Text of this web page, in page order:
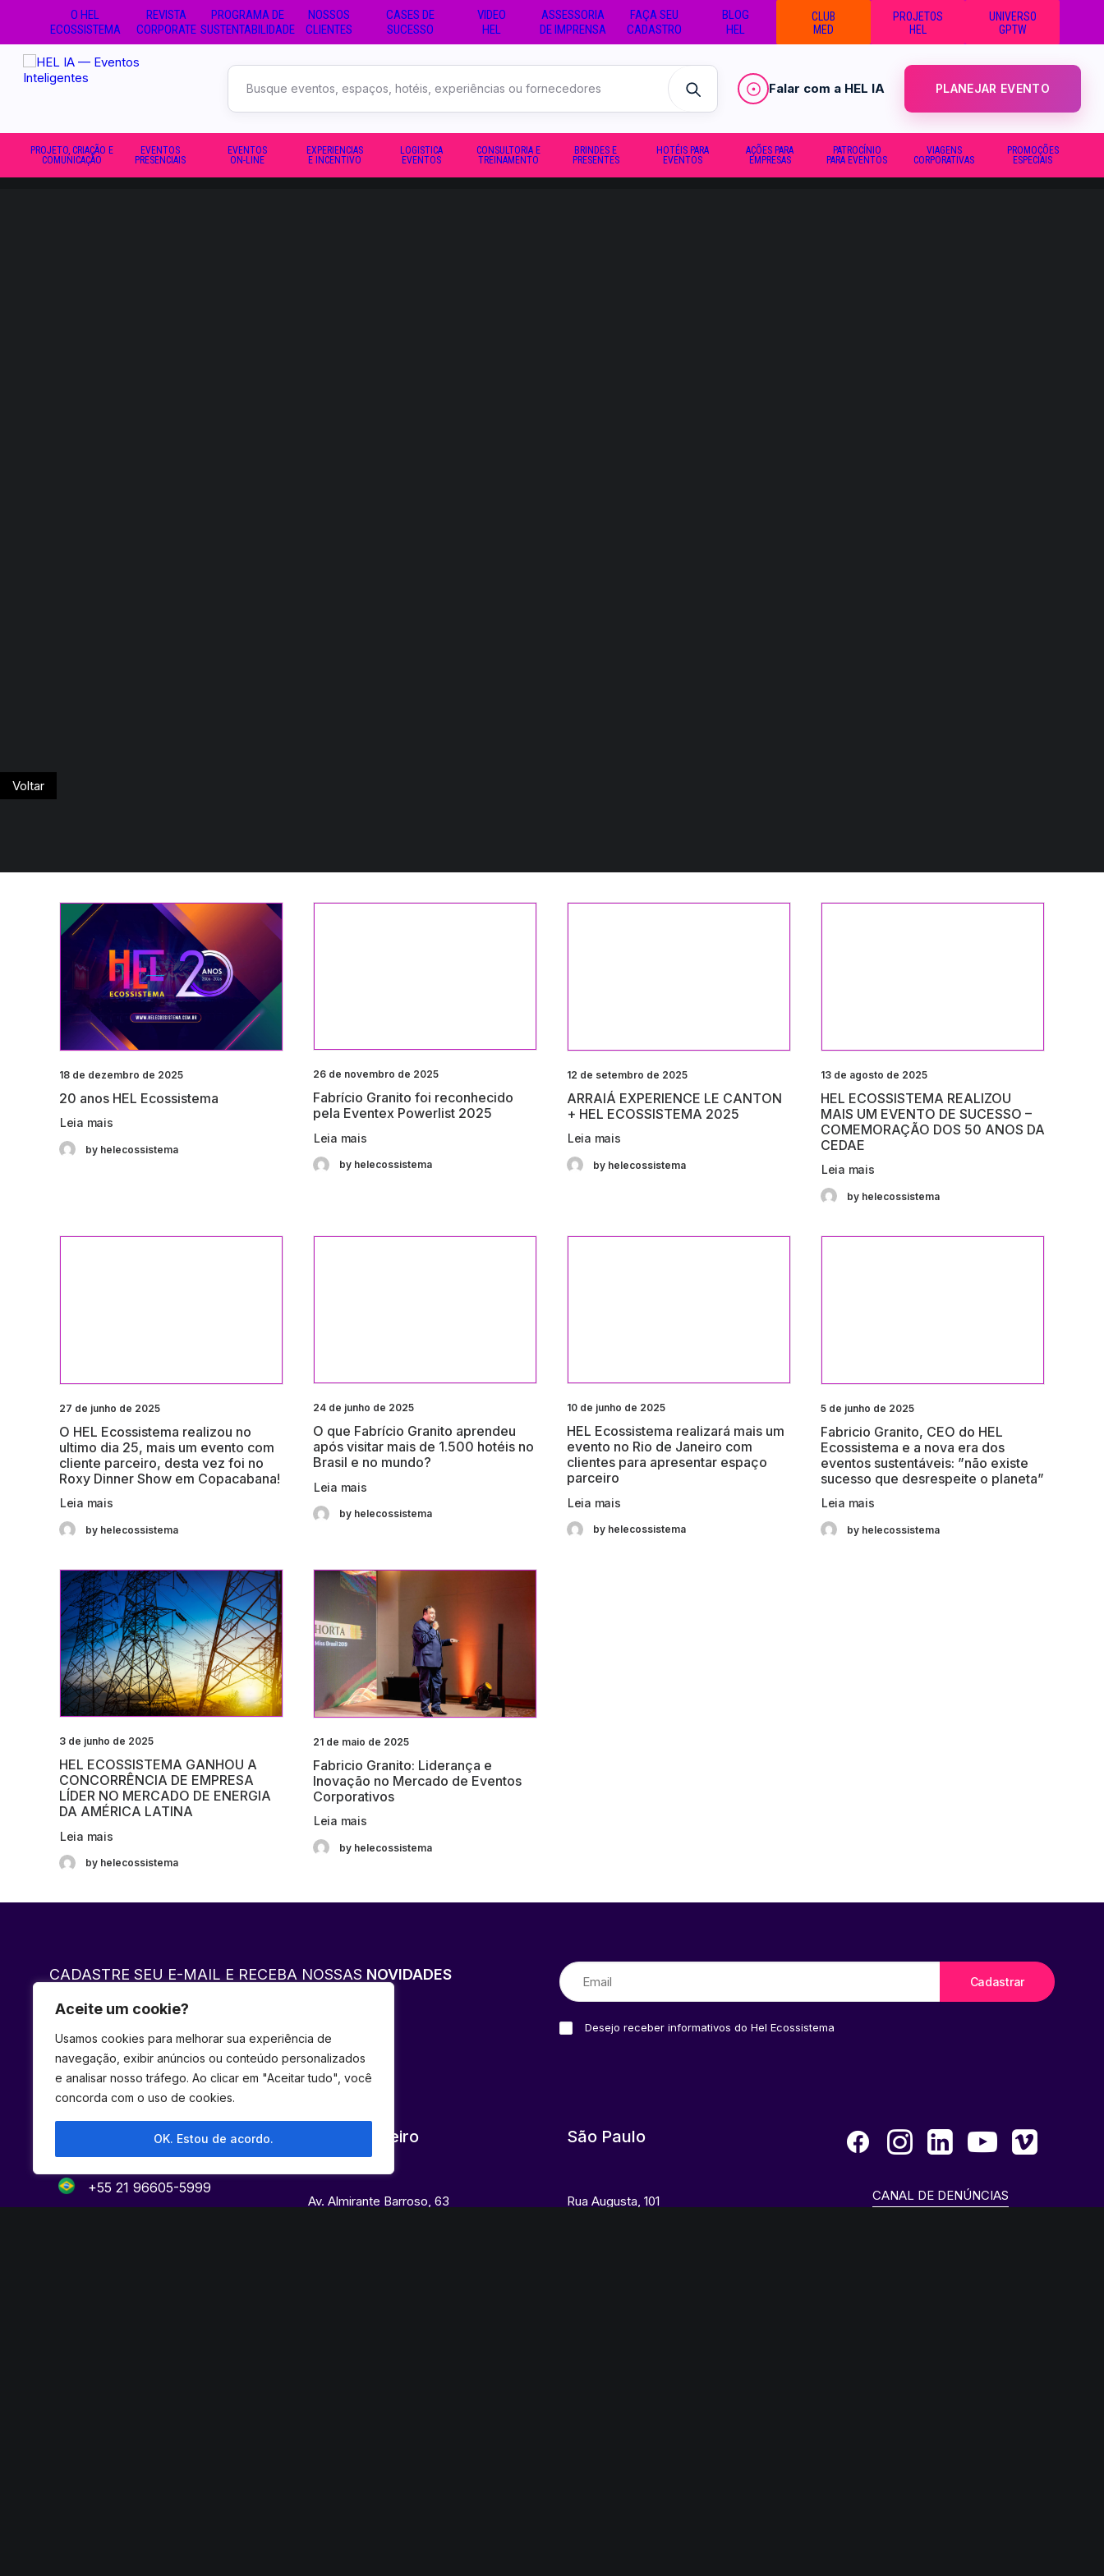
Aceite um cookie?
Usamos cookies para melhorar sua experiência de
navegação, exibir anúncios ou conteúdo personalizados
e analisar nosso tráfego. Ao clicar em "Aceitar tudo", você
concorda com o uso de cookies.
OK. Estou de acordo.
O HEL
ECOSSISTEMA
REVISTA
CORPORATE
PROGRAMA DE
SUSTENTABILIDADE
NOSSOS
CLIENTES
CASES DE
SUCESSO
VIDEO
HEL
ASSESSORIA
DE IMPRENSA
FAÇA SEU
CADASTRO
BLOG
HEL
CLUB
MED
PROJETOS
HEL
UNIVERSO
GPTW
Falar com a HEL IA PLANEJAR EVENTO
PROJETO, CRIAÇÃO E
COMUNICAÇÃO
EVENTOS
PRESENCIAIS
EVENTOS
ON-LINE
EXPERIENCIAS
E INCENTIVO
LOGISTICA
EVENTOS
CONSULTORIA E
TREINAMENTO
BRINDES E
PRESENTES
HOTÉIS PARA
EVENTOS
AÇÕES PARA
EMPRESAS
PATROCÍNIO
PARA EVENTOS
VIAGENS
CORPORATIVAS
PROMOÇÕES
ESPECIAIS
18 de dezembro de 2025
20 anos HEL Ecossistema
Leia mais
by helecossistema
26 de novembro de 2025
Fabrício Granito foi reconhecido
pela Eventex Powerlist 2025
Leia mais
by helecossistema
12 de setembro de 2025
ARRAIÁ EXPERIENCE LE CANTON
+ HEL ECOSSISTEMA 2025
Leia mais
by helecossistema
13 de agosto de 2025
HEL ECOSSISTEMA REALIZOU
MAIS UM EVENTO DE SUCESSO –
COMEMORAÇÃO DOS 50 ANOS DA
CEDAE
Leia mais
by helecossistema
27 de junho de 2025
O HEL Ecossistema realizou no
ultimo dia 25, mais um evento com
cliente parceiro, desta vez foi no
Roxy Dinner Show em Copacabana!
Leia mais
by helecossistema
24 de junho de 2025
O que Fabrício Granito aprendeu
após visitar mais de 1.500 hotéis no
Brasil e no mundo?
Leia mais
by helecossistema
10 de junho de 2025
HEL Ecossistema realizará mais um
evento no Rio de Janeiro com
clientes para apresentar espaço
parceiro
Leia mais
by helecossistema
5 de junho de 2025
Fabricio Granito, CEO do HEL
Ecossistema e a nova era dos
eventos sustentáveis: ”não existe
sucesso que desrespeite o planeta”
Leia mais
by helecossistema
3 de junho de 2025
HEL ECOSSISTEMA GANHOU A
CONCORRÊNCIA DE EMPRESA
LÍDER NO MERCADO DE ENERGIA
DA AMÉRICA LATINA
Leia mais
by helecossistema
21 de maio de 2025
Fabricio Granito: Liderança e
Inovação no Mercado de Eventos
Corporativos
Leia mais
by helecossistema
CADASTRE SEU E-MAIL E RECEBA NOSSAS NOVIDADES
Desejo receber informativos do Hel Ecossistema
+55 21 96605-5999
Rio de Janeiro
Av. Almirante Barroso, 63
São Paulo
Rua Augusta, 101
Voltar
CANAL DE DENÚNCIAS